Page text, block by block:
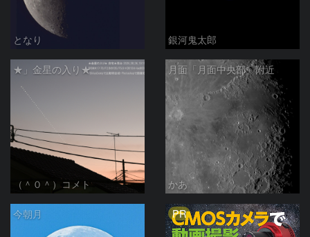
となり 銀河鬼太郎
★」金星の入り★
（＾０＾）コメト
月面「月面中央部」附近
かあ
今朝月 PR